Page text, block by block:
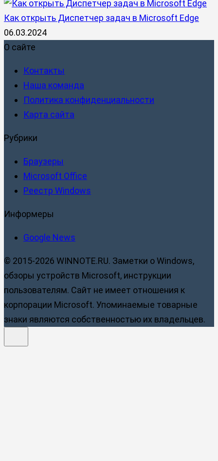
Как открыть Диспетчер задач в Microsoft Edge
06.03.2024
О сайте
Контакты
Наша команда
Политика конфиденциальности
Карта сайта
Рубрики
Браузеры
Microsoft Office
Реестр Windows
Информеры
Google News
© 2015-2026 WINNOTE.RU. Заметки о Windows,
обзоры устройств Microsoft, инструкции
пользователям. Сайт не имеет отношения к
корпорации Microsoft. Упоминаемые товарные
знаки являются собственностью их владельцев.